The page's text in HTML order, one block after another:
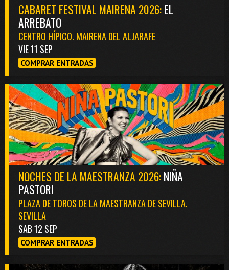
CABARET FESTIVAL MAIRENA 2026:EL
ARREBATO
CENTRO HÍPICO. MAIRENA DEL ALJARAFE
VIE 11 SEP
COMPRAR ENTRADAS
NOCHES DE LA MAESTRANZA 2026:NIÑA
PASTORI
PLAZA DE TOROS DE LA MAESTRANZA DE SEVILLA.
SEVILLA
SAB 12 SEP
COMPRAR ENTRADAS